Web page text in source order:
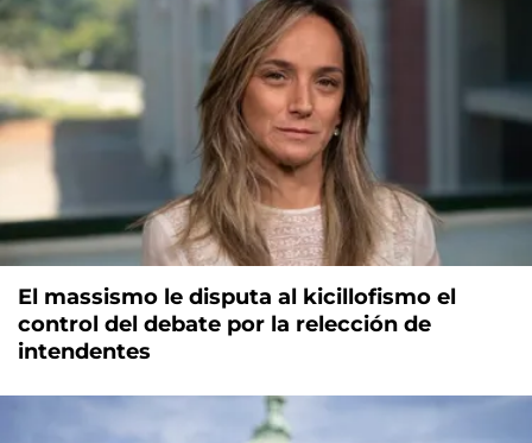
El massismo le disputa al kicillofismo el
control del debate por la relección de
intendentes